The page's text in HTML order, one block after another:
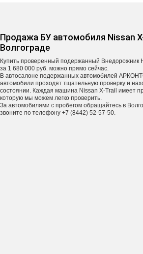
Продажа БУ автомобиля Nissan
Волгограде
Купить проверенный подержанный Внедорожник
за 1 680 000 руб. можно прямо сейчас.
В автосалоне подержанных автомобилей
автомобили проходят тщательную проверку и
состоянии. Каждая машина Nissan X-Trail имеет
которую мы можем легко проверить.
За автомобилями с пробегом обращайтесь в
звоните по телефону +7 (8442) 52-57-50.